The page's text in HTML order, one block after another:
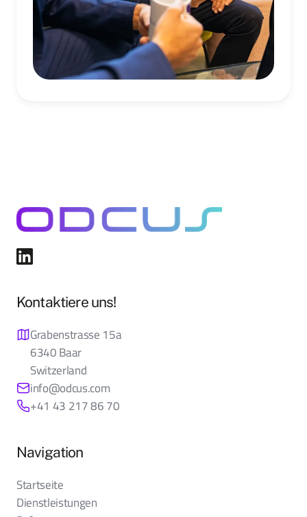
Kontaktiere uns!
Grabenstrasse 15a
6340 Baar
Switzerland
info@odcus.com
+41 43 217 86 70
Navigation
Startseite
Dienstleistungen